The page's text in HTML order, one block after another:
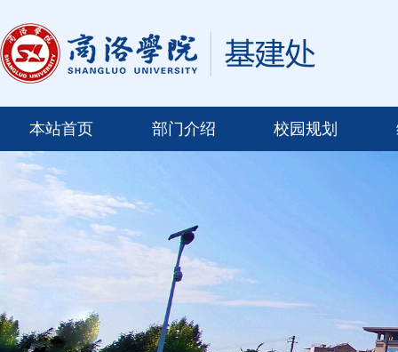
本站首页 部门介绍 校园规划